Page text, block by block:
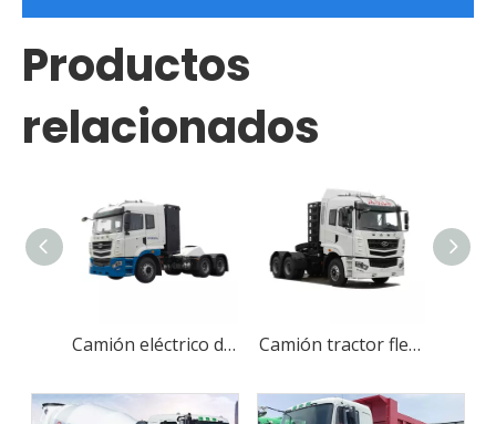
Productos
relacionados
Camión eléctrico de lujo para carga urbana Camión tractor flexible eléctrico puro para remolque